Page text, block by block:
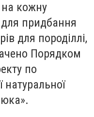
кожну
придбання
для породіллі,
Порядком
по
натуральної